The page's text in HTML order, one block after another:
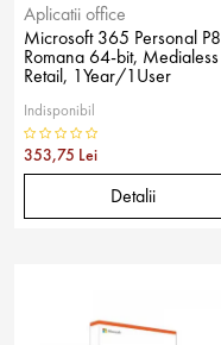
Aplicatii office
Microsoft 365 Personal P8
Romana 64-bit, Medialess
Retail, 1Year/1User
Indisponibil
353,75 Lei
Detalii